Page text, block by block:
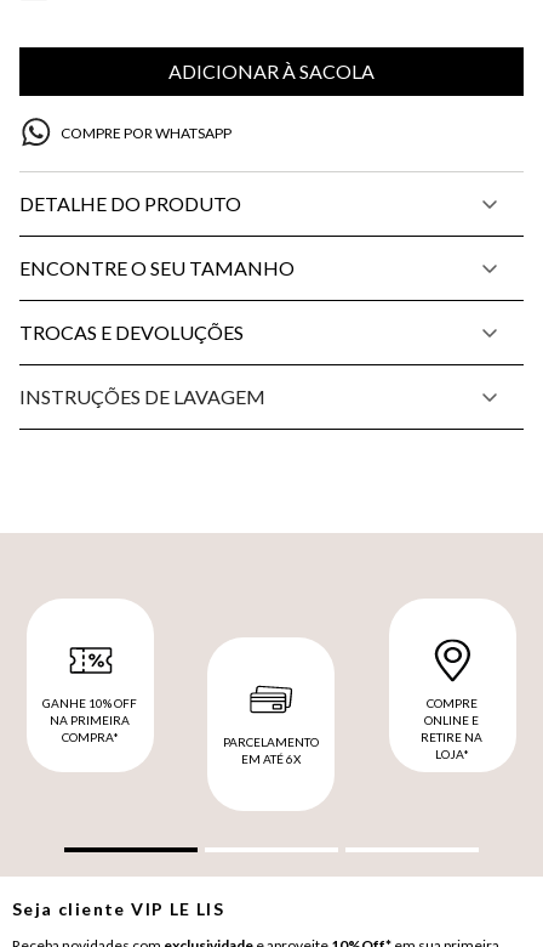
ADICIONAR À SACOLA
COMPRE POR WHATSAPP
DETALHE DO PRODUTO
ENCONTRE O SEU TAMANHO
TROCAS E DEVOLUÇÕES
INSTRUÇÕES DE LAVAGEM
GANHE 10% OFF
NA PRIMEIRA
COMPRA*
PARCELAMENTO
EM ATÉ 6X
COMPRE
ONLINE E
RETIRE NA
LOJA*
Seja clienteVIP LE LIS